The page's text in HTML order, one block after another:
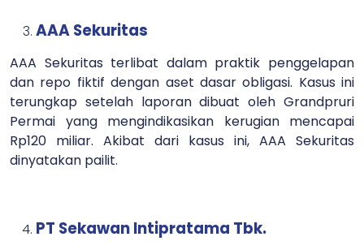
AAA Sekuritas
AAA Sekuritas terlibat dalam praktik penggelapan
dan repo fiktif dengan aset dasar obligasi. Kasus ini
terungkap setelah laporan dibuat oleh Grandpruri
Permai yang mengindikasikan kerugian mencapai
Rp120 miliar. Akibat dari kasus ini, AAA Sekuritas
dinyatakan pailit.
PT Sekawan Intipratama Tbk.